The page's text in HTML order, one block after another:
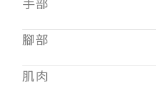
腳部
肌肉
會審核通過後即通知您進
【會費】
個人會員:
入會費新臺幣1200元，
費1200元，於每年度繳納